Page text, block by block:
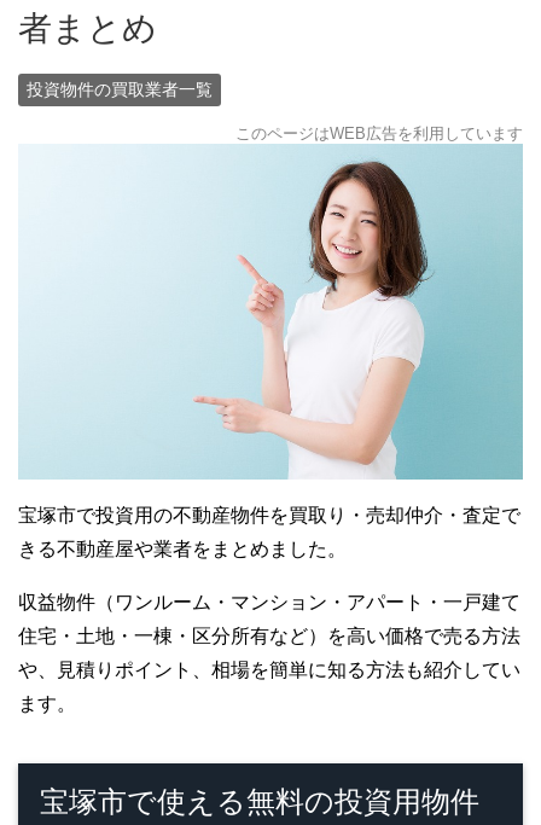
者まとめ
投資物件の買取業者一覧
このページはWEB広告を利用しています
宝塚市で投資用の不動産物件を買取り・売却仲介・査定で
きる不動産屋や業者をまとめました。
収益物件（ワンルーム・マンション・アパート・一戸建て
住宅・土地・一棟・区分所有など）を高い価格で売る方法
や、見積りポイント、相場を簡単に知る方法も紹介してい
ます。
宝塚市で使える無料の投資用物件